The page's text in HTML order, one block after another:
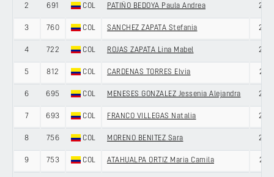
2 691 COL PATIÑO BEDOYA Paula Andrea 26
3 760 COL SANCHEZ ZAPATA Stefania 22
4 722 COL ROJAS ZAPATA Lina Mabel 23
5 812 COL CARDENAS TORRES Elvia 21
6 695 COL MENESES GONZALEZ Jessenia Alejandra 28
7 693 COL FRANCO VILLEGAS Natalia 28
8 756 COL MORENO BENITEZ Sara 20
9 753 COL ATAHUALPA ORTIZ Maria Camila 21